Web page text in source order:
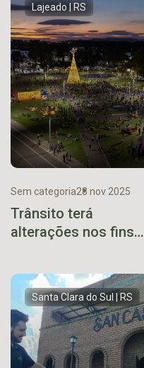
Lajeado | RS
Sem categoria28 nov 2025
Trânsito terá
alterações nos fins
Ney Santos Arruda
durante o Natal no
Coração
Santa Clara do Sul | RS